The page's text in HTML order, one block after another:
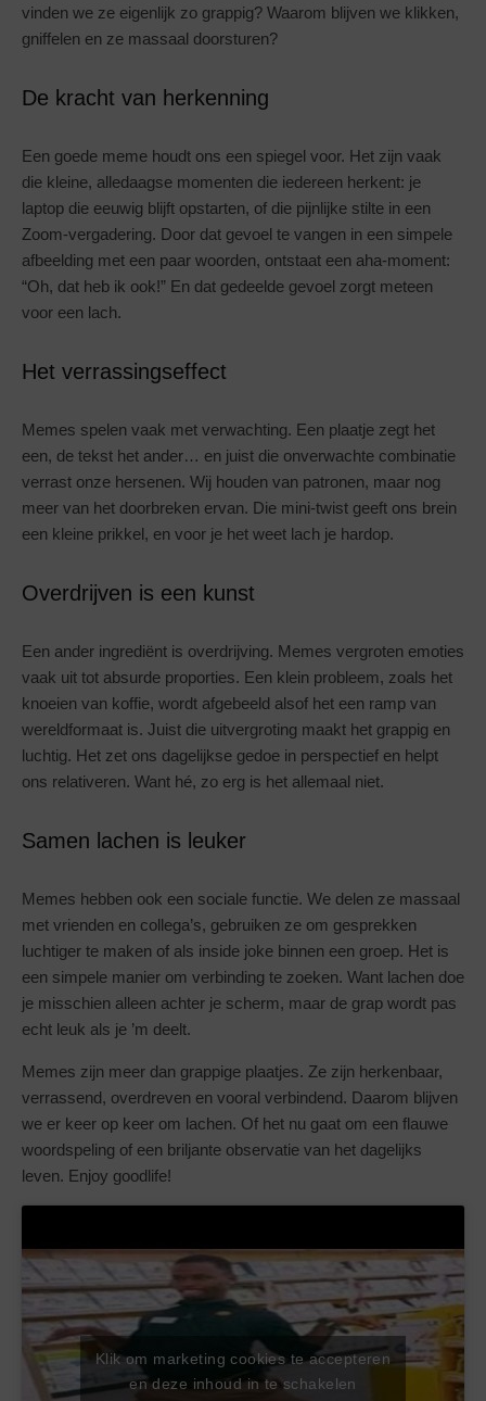
vinden we ze eigenlijk zo grappig? Waarom blijven we klikken,
gniffelen en ze massaal doorsturen?
De kracht van herkenning
Een goede meme houdt ons een spiegel voor. Het zijn vaak
die kleine, alledaagse momenten die iedereen herkent: je
laptop die eeuwig blijft opstarten, of die pijnlijke stilte in een
Zoom-vergadering. Door dat gevoel te vangen in een simpele
afbeelding met een paar woorden, ontstaat een aha-moment:
“Oh, dat heb ik ook!” En dat gedeelde gevoel zorgt meteen
voor een lach.
Het verrassingseffect
Memes spelen vaak met verwachting. Een plaatje zegt het
een, de tekst het ander… en juist die onverwachte combinatie
verrast onze hersenen. Wij houden van patronen, maar nog
meer van het doorbreken ervan. Die mini-twist geeft ons brein
een kleine prikkel, en voor je het weet lach je hardop.
Overdrijven is een kunst
Een ander ingrediënt is overdrijving. Memes vergroten emoties
vaak uit tot absurde proporties. Een klein probleem, zoals het
knoeien van koffie, wordt afgebeeld alsof het een ramp van
wereldformaat is. Juist die uitvergroting maakt het grappig en
luchtig. Het zet ons dagelijkse gedoe in perspectief en helpt
ons relativeren. Want hé, zo erg is het allemaal niet.
Samen lachen is leuker
Memes hebben ook een sociale functie. We delen ze massaal
met vrienden en collega’s, gebruiken ze om gesprekken
luchtiger te maken of als inside joke binnen een groep. Het is
een simpele manier om verbinding te zoeken. Want lachen doe
je misschien alleen achter je scherm, maar de grap wordt pas
echt leuk als je ’m deelt.
Memes zijn meer dan grappige plaatjes. Ze zijn herkenbaar,
verrassend, overdreven en vooral verbindend. Daarom blijven
we er keer op keer om lachen. Of het nu gaat om een flauwe
woordspeling of een briljante observatie van het dagelijks
leven. Enjoy goodlife!
Klik om marketing cookies te accepteren
en deze inhoud in te schakelen